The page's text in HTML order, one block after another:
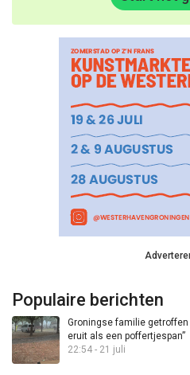
Populaire berichten
Groningse familie
eruit als een poffertjespan”
22:54 - 21 juli